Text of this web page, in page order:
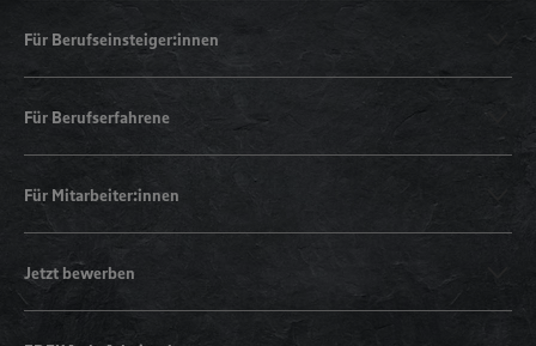
Für Berufseinsteiger:innen
Für Berufserfahrene
Für Mitarbeiter:innen
Jetzt bewerben